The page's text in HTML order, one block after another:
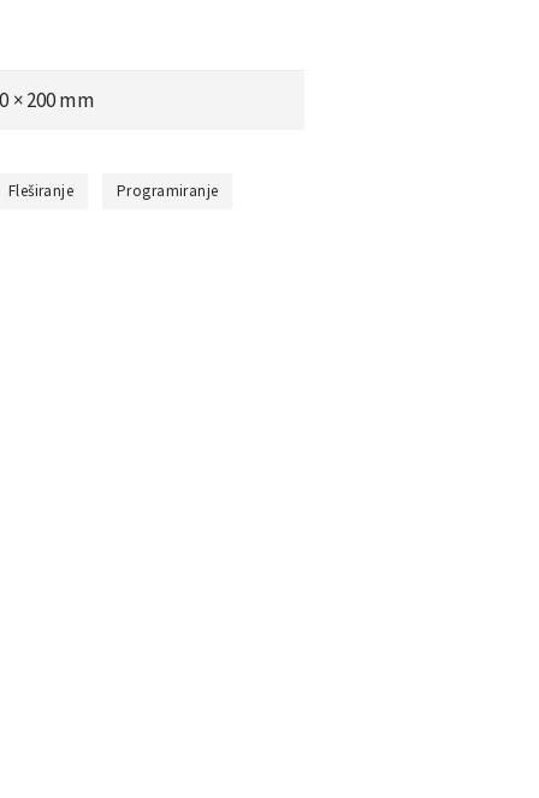
× 200 mm
Fleširanje Programiranje